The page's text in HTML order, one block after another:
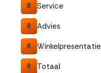
8 Service
8 Advies
8 Winkelpresentatie
8 Totaal